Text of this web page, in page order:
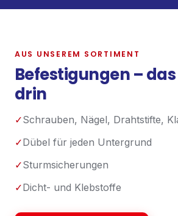
AUS UNSEREM SORTIMENT
Befestigungen–
drin
✓Schrauben, Nägel, Drahtstifte,
✓Dübel für jeden Untergrund
✓Sturmsicherungen
✓Dicht- und Klebstoffe